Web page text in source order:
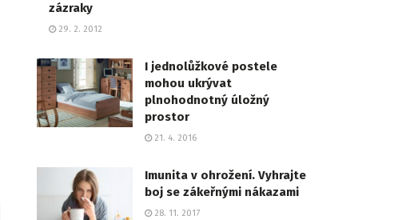
zázraky
29. 2. 2012
I jednolůžkové postele
mohou ukrývat
plnohodnotný úložný
prostor
21. 4. 2016
Imunita v ohrožení. Vyhrajte
boj se zákeřnými nákazami
28. 11. 2017